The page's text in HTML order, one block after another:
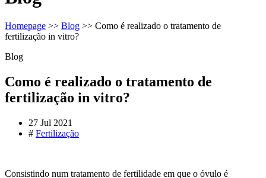
Homepage >> Blog >> Como é realizado o tratamento de
fertilização in vitro?
Blog
Como é realizado o tratamento de
fertilização in vitro?
27 Jul 2021
# Fertilização
Consistindo num tratamento de fertilidade em que o óvulo é